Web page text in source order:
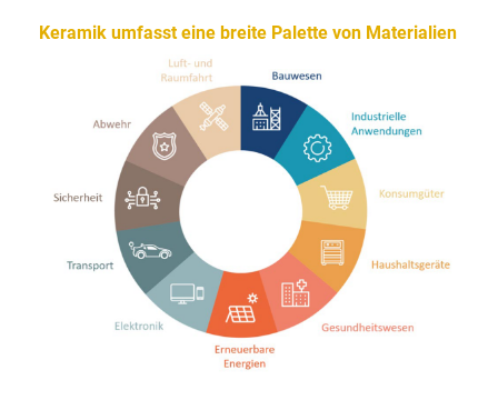
Keramik umfasst eine breite Palette von Materialien